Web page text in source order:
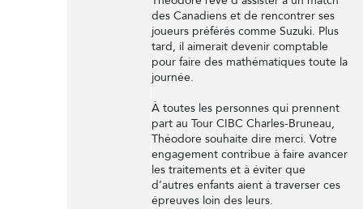
des Canadiens et de rencontrer ses
joueurs préférés comme Suzuki. Plus
tard, il aimerait devenir comptable
pour faire des mathématiques toute la
journée.
À toutes les personnes qui prennent
part au Tour CIBC Charles-Bruneau,
Théodore souhaite dire merci. Votre
engagement contribue à faire avancer
les traitements et à éviter que
d’autres enfants aient à traverser ces
épreuves loin des leurs.